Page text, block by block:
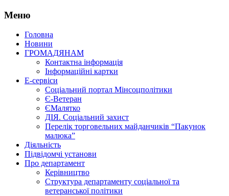
Меню
Головна
Новини
ГРОМАДЯНАМ
Контактна інформація
Інформаційні картки
Е-сервіси
Соціальний портал Мінсоцполітики
Є-Ветеран
ЄМалятко
ДІЯ. Соціальний захист
Перелік торговельних майданчиків “Пакунок
малюка”
Діяльність
Підвідомчі установи
Про департамент
Керівництво
Структура департаменту соціальної та
ветеранської політики